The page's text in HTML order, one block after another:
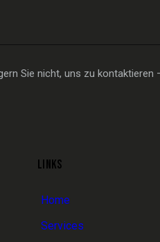
Sie nicht, uns zu
LINKS
Home
Services